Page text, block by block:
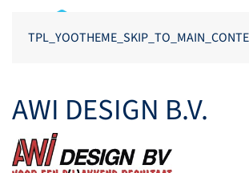
AWI DESIGN B.V.